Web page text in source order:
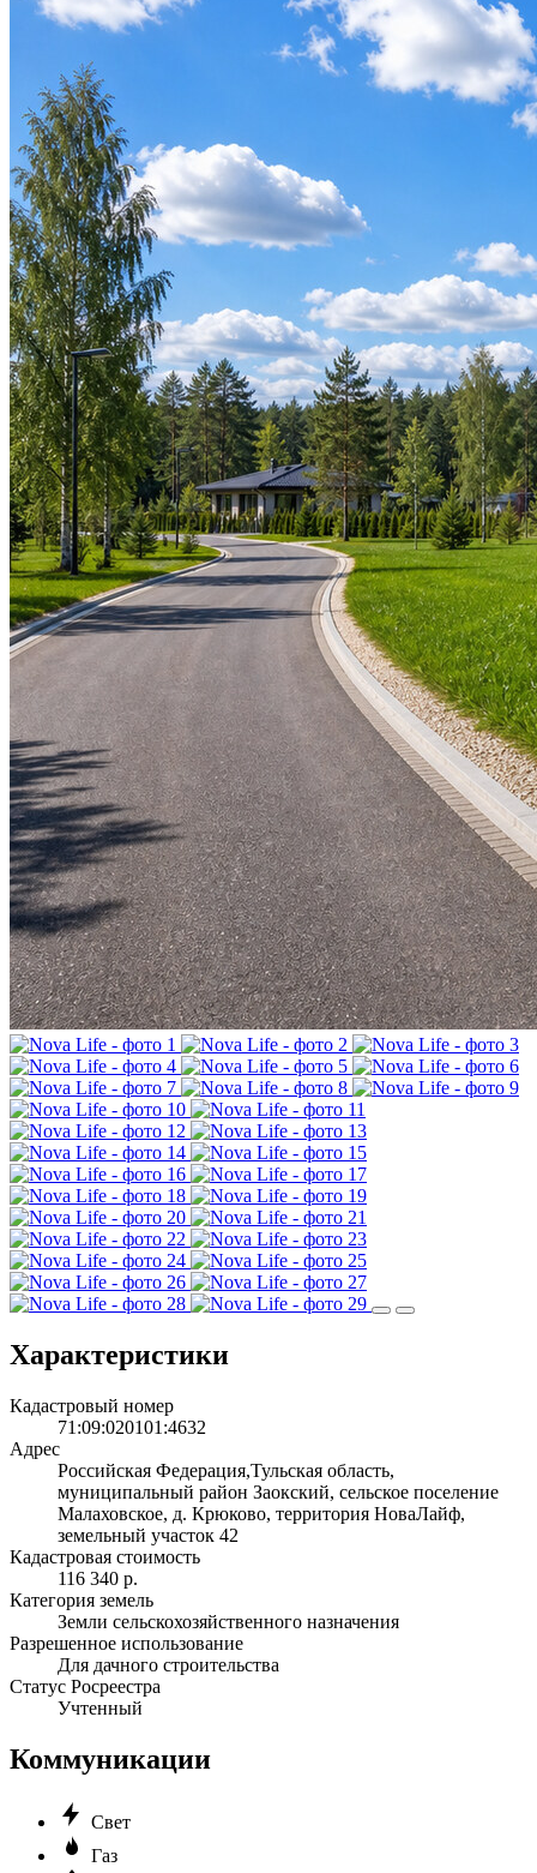
Характеристики
Кадастровый номер
71:09:020101:4632
Адрес
Российская Федерация,Тульская область,
муниципальный район Заокский, сельское поселение
Малаховское, д. Крюково, территория НоваЛайф,
земельный участок 42
Кадастровая стоимость
116 340 р.
Категория земель
Земли сельскохозяйственного назначения
Разрешенное использование
Для дачного строительства
Статус Росреестра
Учтенный
Коммуникации
Свет
Газ